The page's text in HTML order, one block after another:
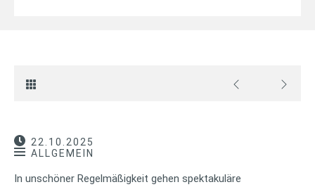
22.10.2025
ALLGEMEIN
In unschöner Regelmäßigkeit gehen spektakuläre